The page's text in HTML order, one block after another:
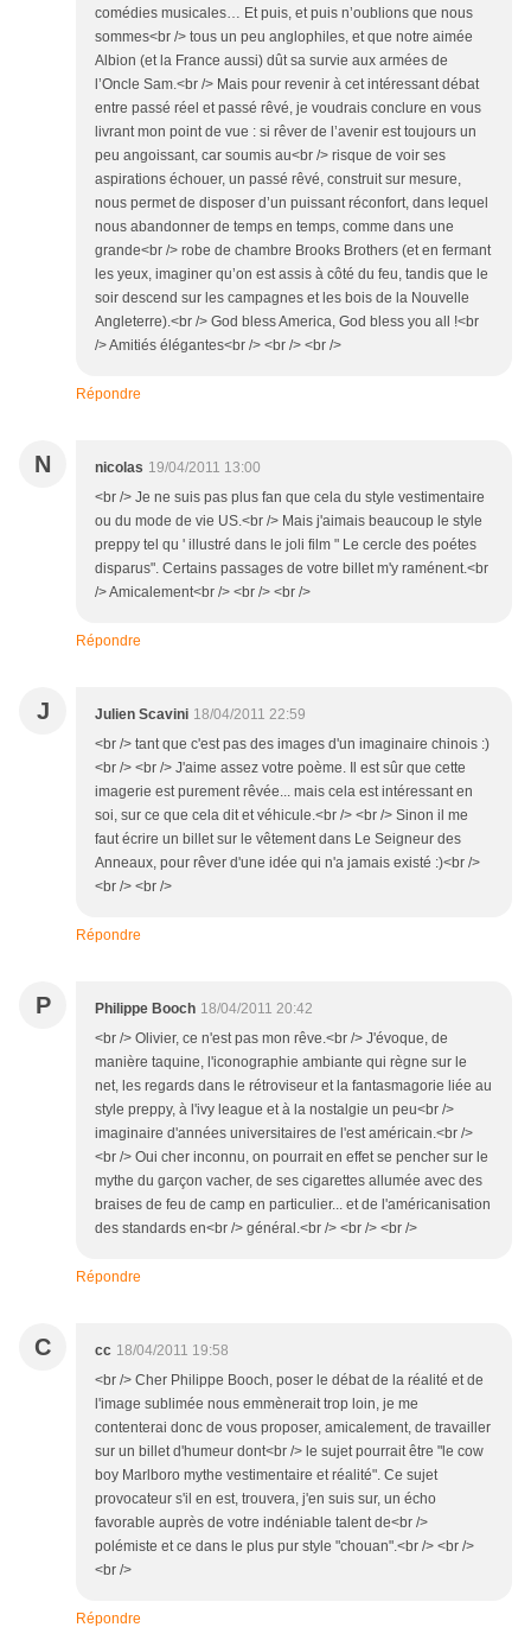
comédies musicales… Et puis, et puis n’oublions que nous
sommes<br /> tous un peu anglophiles, et que notre aimée
Albion (et la France aussi) dût sa survie aux armées de
l’Oncle Sam.<br /> Mais pour revenir à cet intéressant débat
entre passé réel et passé rêvé, je voudrais conclure en vous
livrant mon point de vue : si rêver de l’avenir est toujours un
peu angoissant, car soumis au<br /> risque de voir ses
aspirations échouer, un passé rêvé, construit sur mesure,
nous permet de disposer d’un puissant réconfort, dans lequel
nous abandonner de temps en temps, comme dans une
grande<br /> robe de chambre Brooks Brothers (et en fermant
les yeux, imaginer qu’on est assis à côté du feu, tandis que le
soir descend sur les campagnes et les bois de la Nouvelle
Angleterre).<br /> God bless America, God bless you all !<br
/> Amitiés élégantes<br /> <br /> <br />
Répondre
N nicolas 19/04/2011 13:00
<br /> Je ne suis pas plus fan que cela du style vestimentaire
ou du mode de vie US.<br /> Mais j'aimais beaucoup le style
preppy tel qu ' illustré dans le joli film " Le cercle des poétes
disparus". Certains passages de votre billet m'y raménent.<br
/> Amicalement<br /> <br /> <br />
Répondre
J Julien Scavini 18/04/2011 22:59
<br /> tant que c'est pas des images d'un imaginaire chinois :)
<br /> <br /> J'aime assez votre poème. Il est sûr que cette
imagerie est purement rêvée... mais cela est intéressant en
soi, sur ce que cela dit et véhicule.<br /> <br /> Sinon il me
faut écrire un billet sur le vêtement dans Le Seigneur des
Anneaux, pour rêver d'une idée qui n'a jamais existé :)<br />
<br /> <br />
Répondre
P Philippe Booch 18/04/2011 20:42
<br /> Olivier, ce n'est pas mon rêve.<br /> J'évoque, de
manière taquine, l'iconographie ambiante qui règne sur le
net, les regards dans le rétroviseur et la fantasmagorie liée au
style preppy, à l'ivy league et à la nostalgie un peu<br />
imaginaire d'années universitaires de l'est américain.<br />
<br /> Oui cher inconnu, on pourrait en effet se pencher sur le
mythe du garçon vacher, de ses cigarettes allumée avec des
braises de feu de camp en particulier... et de l'américanisation
des standards en<br /> général.<br /> <br /> <br />
Répondre
C cc 18/04/2011 19:58
<br /> Cher Philippe Booch, poser le débat de la réalité et de
l'image sublimée nous emmènerait trop loin, je me
contenterai donc de vous proposer, amicalement, de travailler
sur un billet d'humeur dont<br /> le sujet pourrait être "le cow
boy Marlboro mythe vestimentaire et réalité". Ce sujet
provocateur s'il en est, trouvera, j'en suis sur, un écho
favorable auprès de votre indéniable talent de<br />
polémiste et ce dans le plus pur style "chouan".<br /> <br />
<br />
Répondre